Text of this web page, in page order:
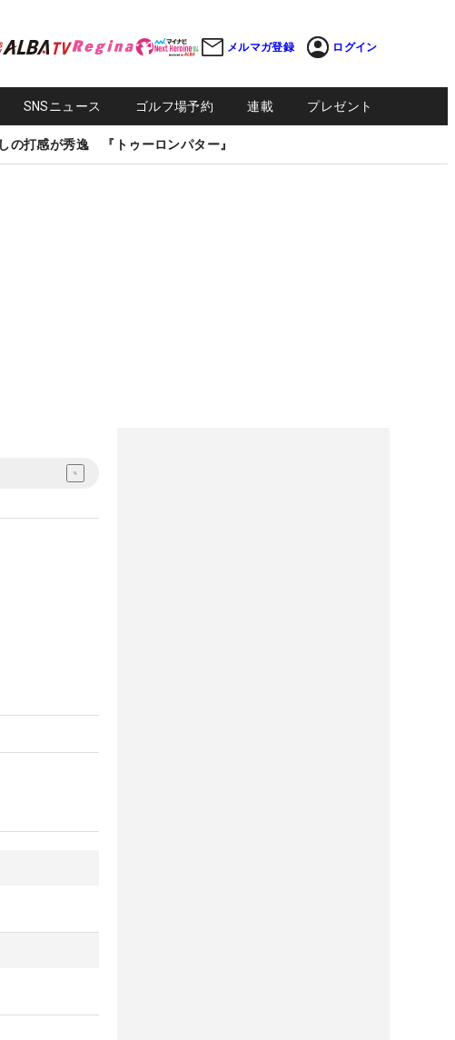
メルマガ登録 ログイン
SNSニュース ゴルフ場予約 連載 プレゼント
の打感が秀逸 『トゥーロンパター』